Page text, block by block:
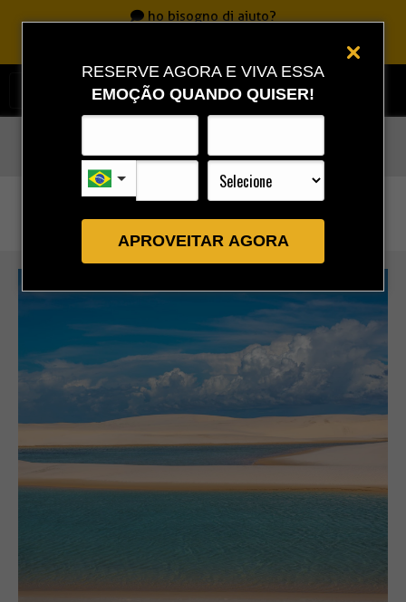
RESERVE AGORA E VIVA ESSA
EMOÇÃO QUANDO QUISER!
APROVEITAR AGORA
ho bisogno di aiuto?